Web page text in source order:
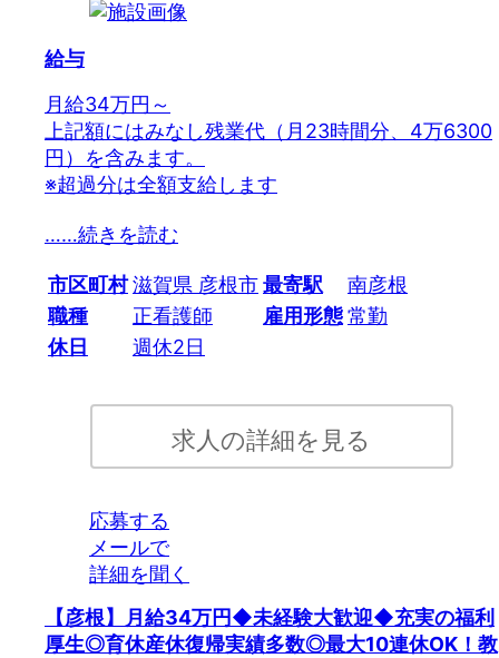
給与
月給34万円～
上記額にはみなし残業代（月23時間分、4万6300
円）を含みます。
※超過分は全額支給します
……続きを読む
市区町村滋賀県 彦根市最寄駅
南彦根
職種
正看護師 雇用形態常勤
休日
週休2日
求人の詳細を見る
応募する
メールで
詳細を聞く
【彦根】月給34万円◆未経験大歓迎◆充実の福利
厚生◎育休産休復帰実績多数◎最大10連休OK！教